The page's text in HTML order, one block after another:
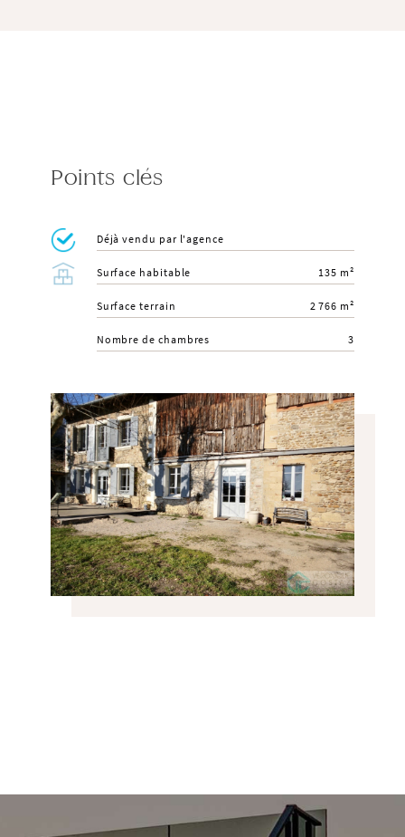
Points clés
Déjà vendu par l'agence
Surface habitable 135 m²
Surface terrain 2 766 m²
Nombre de chambres 3